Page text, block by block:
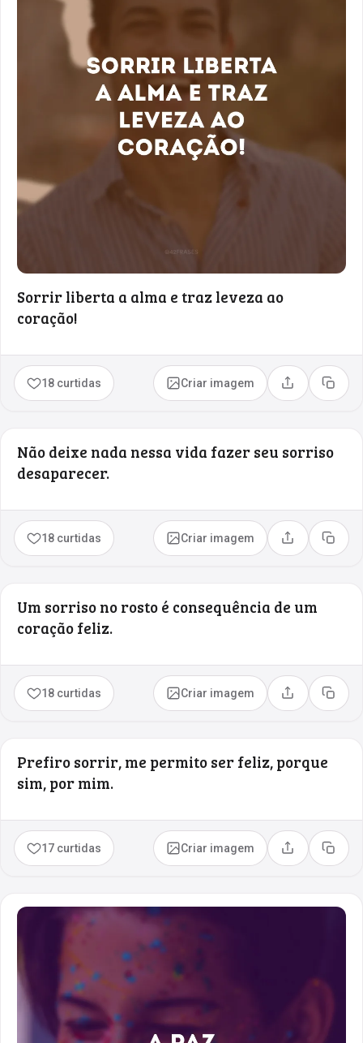
Sorrir liberta a alma e traz leveza ao
coração!
18 curtidas Criar imagem Compartilhar
Copiar
Não deixe nada nessa vida fazer seu sorriso
desaparecer.
18 curtidas Criar imagem Compartilhar
Copiar
Um sorriso no rosto é consequência de um
coração feliz.
18 curtidas Criar imagem Compartilhar
Copiar
Prefiro sorrir, me permito ser feliz, porque
sim, por mim.
17 curtidas Criar imagem Compartilhar
Copiar